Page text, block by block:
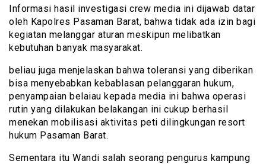
Informasi hasil investigasi crew media ini dijawab datar
oleh Kapolres Pasaman Barat, bahwa tidak ada izin bagi
kegiatan melanggar aturan meskipun melibatkan
kebutuhan banyak masyarakat.
beliau juga menjelaskan bahwa toleransi yang diberikan
bisa menyebabkan kebablasan pelanggaran hukum,
penyampaian belaiau kepada media ini bahwa operasi
rutin yang dilakukan belakangan ini cukup berhasil
menekan mobilisasi aktivitas peti dilingkungan resort
hukum Pasaman Barat.
Sementara itu Wandi salah seorang pengurus kampung